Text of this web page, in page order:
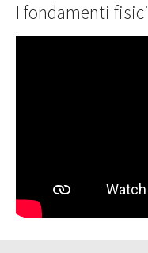
I fondamenti fisici